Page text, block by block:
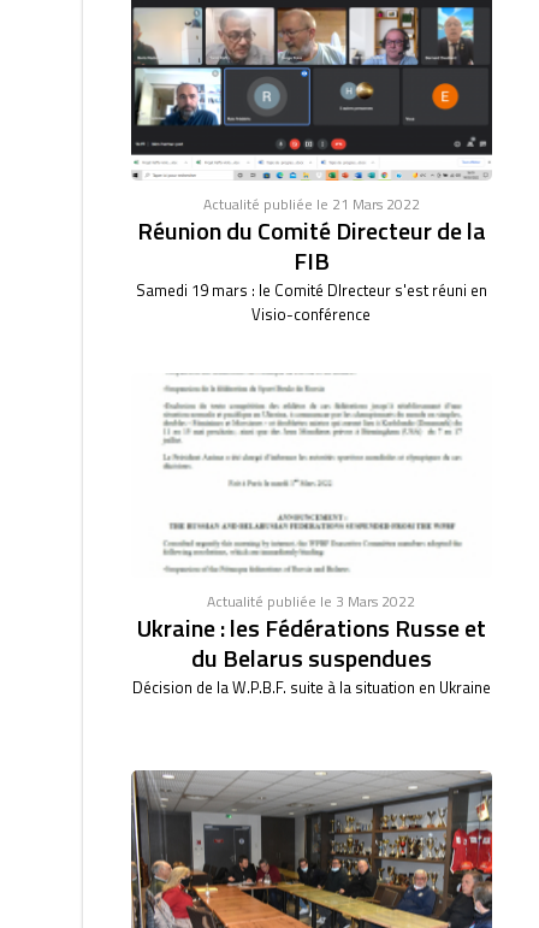
Actualité publiée le 21 Mars 2022
Réunion du Comité Directeur de la
FIB
Samedi 19 mars : le Comité DIrecteur s'est réuni en
Visio-conférence
Actualité publiée le 3 Mars 2022
Ukraine : les Fédérations Russe et
du Belarus suspendues
Décision de la W.P.B.F. suite à la situation en Ukraine